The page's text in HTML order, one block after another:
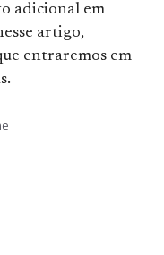
adicional em
artigo,
entraremos em